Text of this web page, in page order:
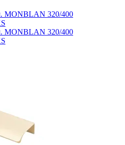
MONBLAN 320/400
MONBLAN 320/400